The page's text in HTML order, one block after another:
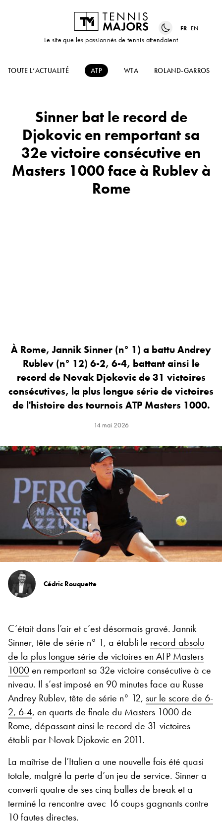
Le site que les passionnés de tennis attendaient
FR EN
TOUTE L’ACTUALITÉ ATP WTA ROLAND-GARROS
Sinner bat le record de
Djokovic en remportant sa
32e victoire consécutive en
Masters 1000 face à Rublev à
Rome
À Rome, Jannik Sinner (n° 1) a battu Andrey
Rublev (n° 12) 6-2, 6-4, battant ainsi le
record de Novak Djokovic de 31 victoires
consécutives, la plus longue série de victoires
de l'histoire des tournois ATP Masters 1000.
14 mai 2026
Cédric Rouquette
C’était dans l’air et c’est désormais gravé. Jannik
Sinner, tête de série n° 1, a établi le record absolu
de la plus longue série de victoires en ATP Masters
1000en remportant sa 32e victoire consécutive à ce
niveau. Il s’est imposé en 90 minutes face au Russe
Andrey Rublev, tête de série n° 12, sur le score de 6-
2, 6-4, en quarts de finale du Masters 1000 de
Rome, dépassant ainsi le record de 31 victoires
établi par Novak Djokovic en 2011.
La maîtrise de l’Italien a une nouvelle fois été quasi
totale, malgré la perte d’un jeu de service. Sinner a
converti quatre de ses cinq balles de break et a
terminé la rencontre avec 16 coups gagnants contre
10 fautes directes.